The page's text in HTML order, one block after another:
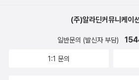
럼 간단한 것도 아니걸랑요. 그래서 두 사람
애‘만 하는 사이가 돼버렸습니다.​그녀의 사
림돌도 있어선 안된다는 생각에 사로잡힙
(주)알라딘커뮤니케이
일반문의 (발신자 부담)
1:1 문의